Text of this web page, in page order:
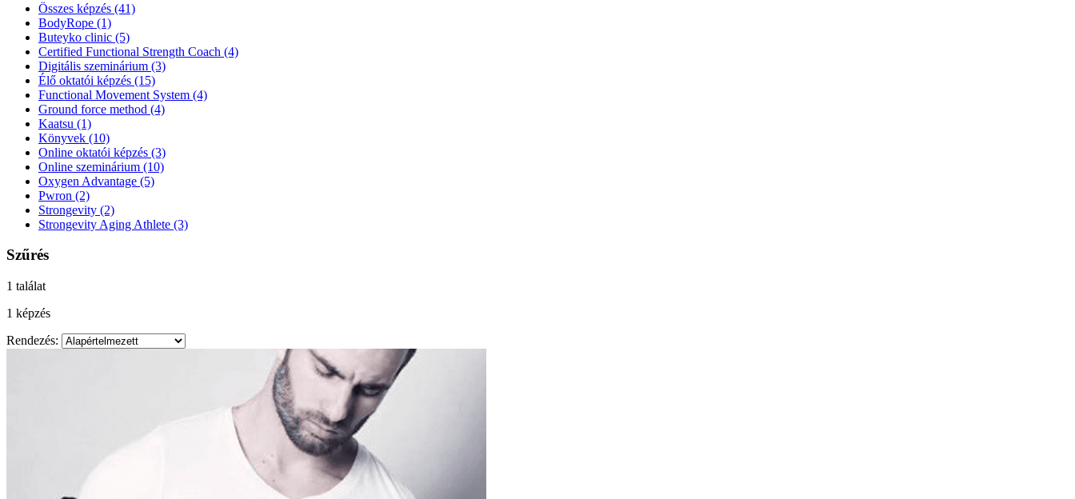
Összes képzés (41)
BodyRope (1)
Buteyko clinic (5)
Certified Functional Strength Coach (4)
Digitális szeminárium (3)
Élő oktatói képzés (15)
Functional Movement System (4)
Ground force method (4)
Kaatsu (1)
Könyvek (10)
Online oktatói képzés (3)
Online szeminárium (10)
Oxygen Advantage (5)
Pwron (2)
Strongevity (2)
Strongevity Aging Athlete (3)
Szűrés
1 találat
1 képzés
Rendezés: